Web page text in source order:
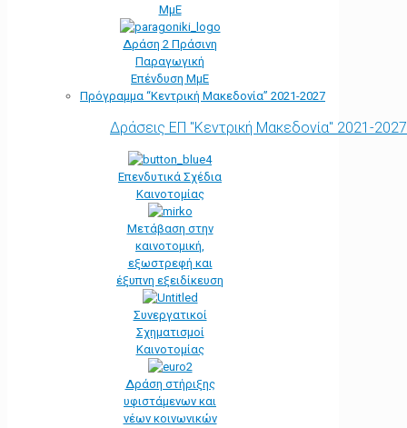
ΜμΕ
Δράση 2 Πράσινη
Παραγωγική
Επένδυση ΜμΕ
Πρόγραμμα “Κεντρική Μακεδονία” 2021-2027
Δράσεις ΕΠ "Κεντρική Μακεδονία" 2021-2027
Επενδυτικά Σχέδια
Καινοτομίας
Μετάβαση στην
καινοτομική,
εξωστρεφή και
έξυπνη εξειδίκευση
Συνεργατικοί
Σχηματισμοί
Καινοτομίας
Δράση στήριξης
υφιστάμενων και
νέων κοινωνικών